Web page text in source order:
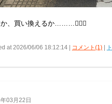
、買い換えるか………😵‍💫💭
at 2026/06/06 18:12:14 | コメント(1) |
03月22日